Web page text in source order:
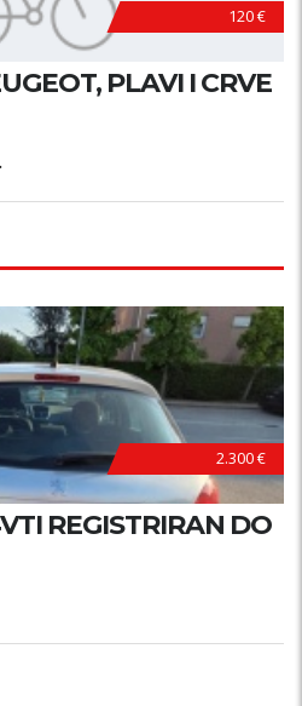
120 €
PLAVI I CRVE
2.300 €
REGISTRIRAN DO